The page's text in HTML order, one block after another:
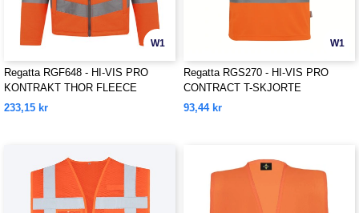
W1
Regatta RGF648 - HI-VIS PRO
KONTRAKT THOR FLEECE
233,15 kr
W1
Regatta RGS270 - HI-VIS PRO
CONTRACT T-SKJORTE
93,44 kr